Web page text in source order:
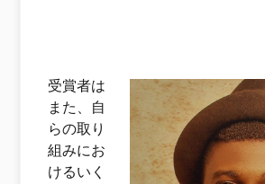
受賞者は
また、自
らの取り
組みにお
けるいく